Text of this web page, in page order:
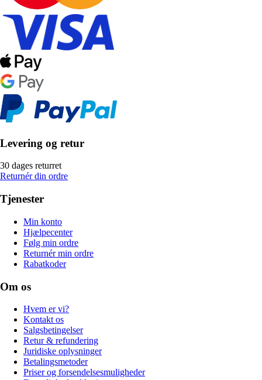
Levering og retur
30 dages returret
Returnér din ordre
Tjenester
Min konto
Hjælpecenter
Følg min ordre
Returnér min ordre
Rabatkoder
Om os
Hvem er vi?
Kontakt os
Salgsbetingelser
Retur & refundering
Juridiske oplysninger
Betalingsmetoder
Priser og forsendelsesmuligheder